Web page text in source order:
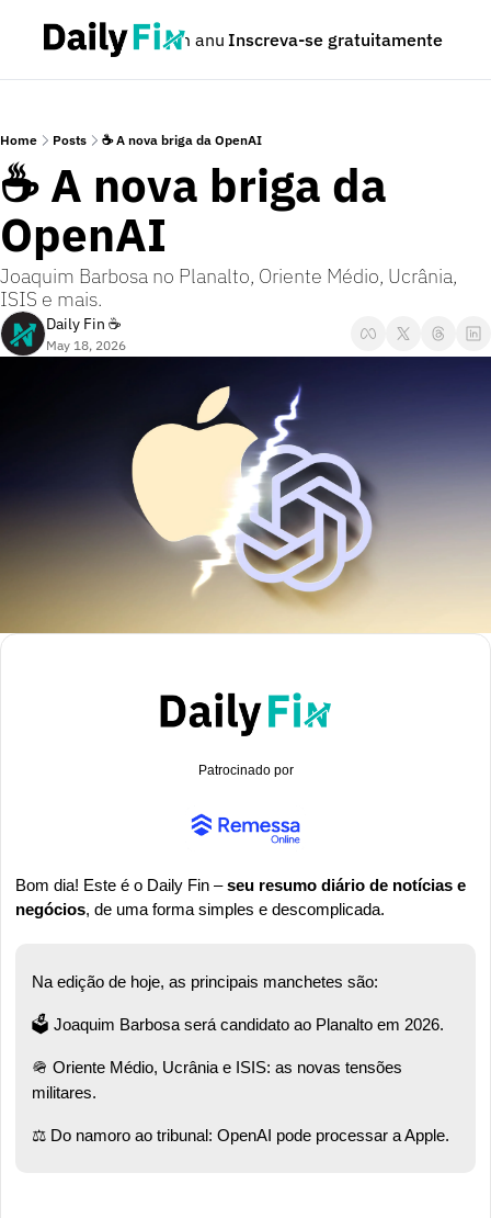
Podcast Seja um anunciante Dúvidas
Inscreva-se gratuitamente
Home Posts ☕ A nova briga da OpenAI
☕ A nova briga da
OpenAI
Joaquim Barbosa no Planalto, Oriente Médio, Ucrânia,
ISIS e mais.
Daily Fin ☕
May 18, 2026
Patrocinado por
Bom dia! Este é o Daily Fin – seu resumo diário de notícias e
negócios, de uma forma simples e descomplicada.
Na edição de hoje, as principais manchetes são:
🗳️ Joaquim Barbosa será candidato ao Planalto em 2026.
🪖 Oriente Médio, Ucrânia e ISIS: as novas tensões
militares.
⚖️ Do namoro ao tribunal: OpenAI pode processar a Apple.